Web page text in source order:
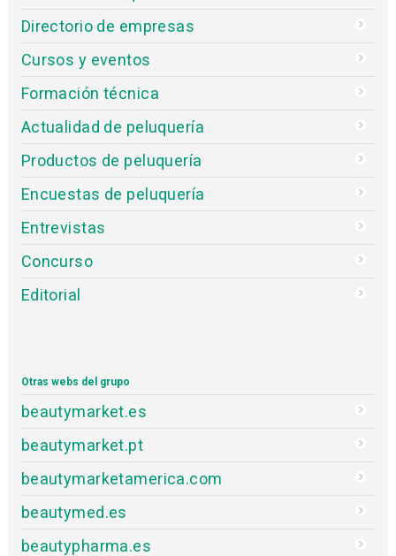
Directorio de empresas
Cursos y eventos
Formación técnica
Actualidad de peluquería
Productos de peluquería
Encuestas de peluquería
Entrevistas
Concurso
Editorial
Otras webs del grupo
beautymarket.es
beautymarket.pt
beautymarketamerica.com
beautymed.es
beautypharma.es